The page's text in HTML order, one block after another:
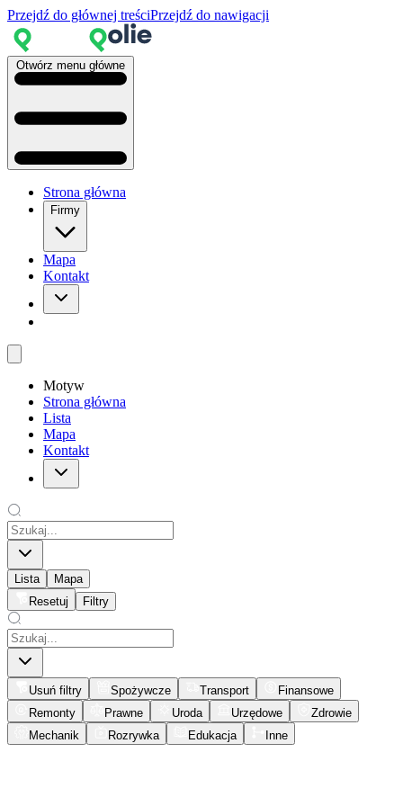
Przejdź do głównej treściPrzejdź do nawigacji
Otwórz menu główne
Strona główna
Firmy
Mapa
Kontakt
Motyw
Strona główna
Lista
Mapa
Kontakt
Lista
Mapa
Resetuj
Filtry
Usuń filtry Spożywcze Transport
Finansowe
Remonty
Prawne Uroda Urzędowe
Zdrowie
Mechanik
Rozrywka Edukacja Inne